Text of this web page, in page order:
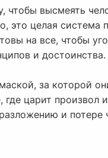
чтобы высмеять
это целая система
на все, чтобы
и достоинства.
за которой
царит произвол
и потере